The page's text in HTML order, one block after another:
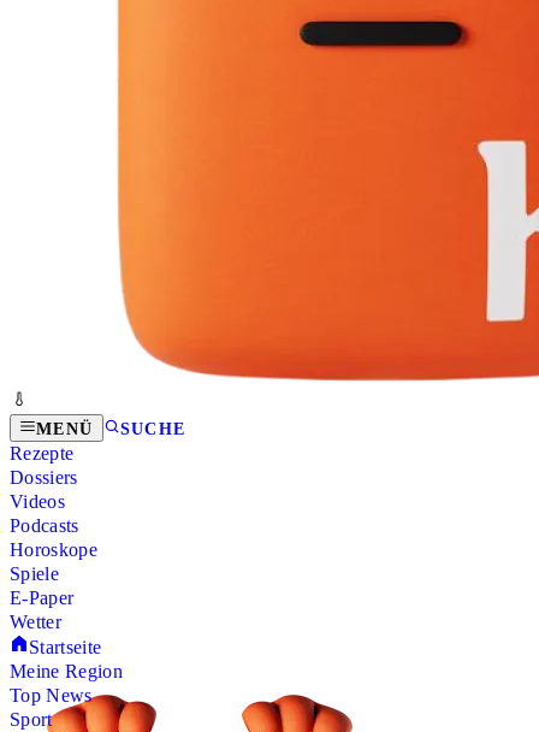
MENÜ SUCHE
Rezepte
Dossiers
Videos
Podcasts
Horoskope
Spiele
E-Paper
Wetter
Startseite
Meine Region
Top News
Sport